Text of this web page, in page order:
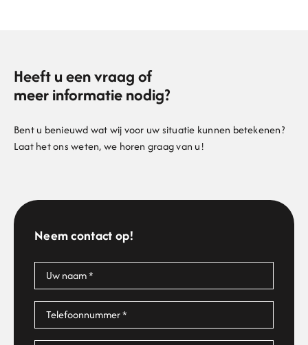
Heeft u een vraag of
meer informatie nodig?
Bent u benieuwd wat wij voor uw situatie kunnen betekenen?
Laat het ons weten, we horen graag van u!
Neem contact op!